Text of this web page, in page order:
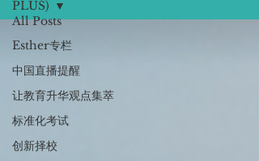
All Posts
Esther专栏
中国直播提醒
让教育升华观点集萃
标准化考试
创新择校
PLUS)